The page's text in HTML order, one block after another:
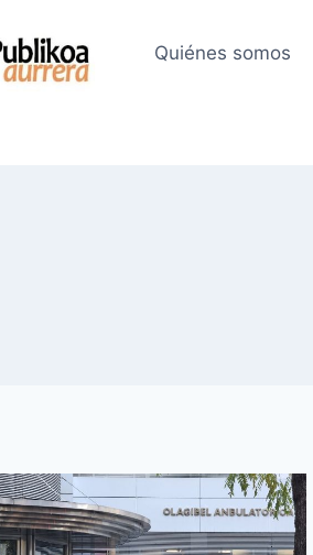
Quiénes somos